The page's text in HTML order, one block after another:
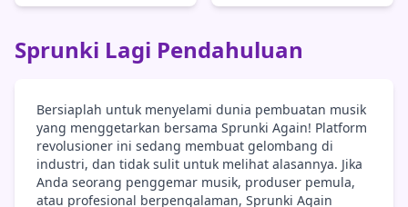
Sprunki Lagi Pendahuluan
Bersiaplah untuk menyelami dunia pembuatan musik
yang menggetarkan bersama Sprunki Again! Platform
revolusioner ini sedang membuat gelombang di
industri, dan tidak sulit untuk melihat alasannya. Jika
Anda seorang penggemar musik, produser pemula,
atau profesional berpengalaman, Sprunki Again